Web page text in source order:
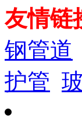
友情链
钢管道
护管